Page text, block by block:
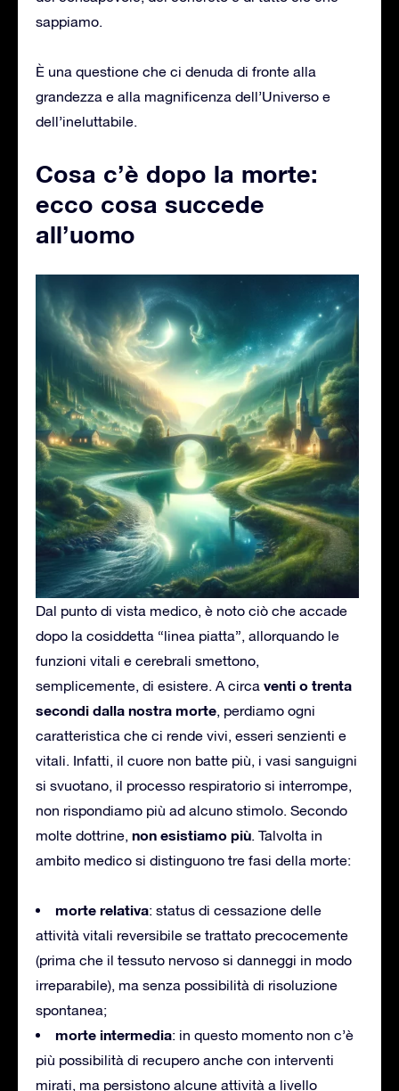
sappiamo.
È una questione che ci denuda di fronte alla
grandezza e alla magnificenza dell’Universo e
dell’ineluttabile.
Cosa c’è dopo la morte:
ecco cosa succede
all’uomo
Dal punto di vista medico, è noto ciò che accade
dopo la cosiddetta “linea piatta”, allorquando le
funzioni vitali e cerebrali smettono,
semplicemente, di esistere. A circa venti o trenta
secondi dalla nostra morte, perdiamo ogni
caratteristica che ci rende vivi, esseri senzienti e
vitali. Infatti, il cuore non batte più, i vasi sanguigni
si svuotano, il processo respiratorio si interrompe,
non rispondiamo più ad alcuno stimolo. Secondo
molte dottrine, non esistiamo più. Talvolta in
ambito medico si distinguono tre fasi della morte:
morte relativa: status di cessazione delle
attività vitali reversibile se trattato precocemente
(prima che il tessuto nervoso si danneggi in modo
irreparabile), ma senza possibilità di risoluzione
spontanea;
morte intermedia: in questo momento non c’è
più possibilità di recupero anche con interventi
mirati, ma persistono alcune attività a livello